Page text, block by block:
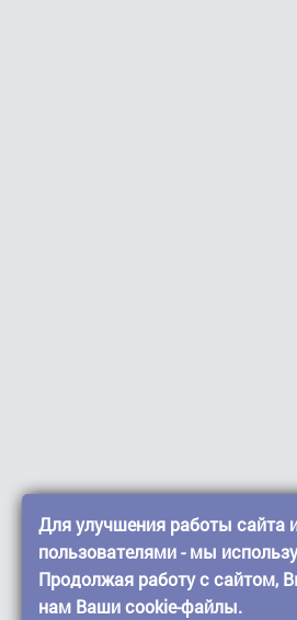
Для улучшения работы сайта
пользователями - мы
Продолжая работу с сайтом,
нам Ваши cookie-файлы.